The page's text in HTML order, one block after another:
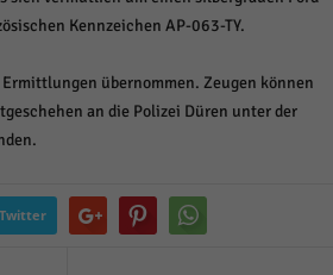
Kennzeichen AP-063-TY.
übernommen. Zeugen können
an die Polizei Düren unter der
Twitter
anonym. Diese Informationen helfen
Besucher unsere Website nutzen.
Informationen anzeigen
Drittanbietern oder Publishern verwendet,